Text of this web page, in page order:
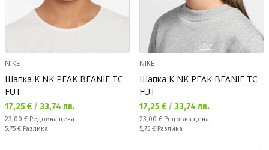
NIKE
Шапка K NK PEAK BEANIE TC
FUT
Текуща цена:
17,25 € / 33,74 лв.
Редовна цена:
23,00 € Редовна цена
Спестявате:
5,75 € Разлика
NIKE
Шапка K NK PEAK BEANIE TC
FUT
Текуща цена:
17,25 € / 33,74 лв.
Редовна цена:
23,00 € Редовна цена
Спестявате:
5,75 € Разлика